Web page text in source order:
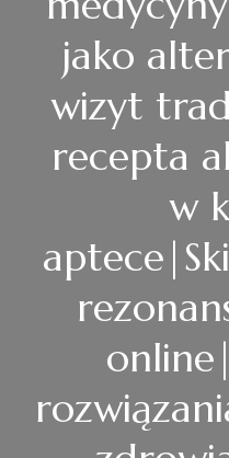
jako
wizyt
recepta
w